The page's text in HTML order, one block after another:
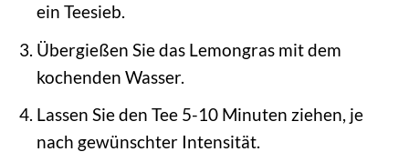
ein Teesieb.
Übergießen Sie das Lemongras mit dem
kochenden Wasser.
Lassen Sie den Tee 5-10 Minuten ziehen, je
nach gewünschter Intensität.